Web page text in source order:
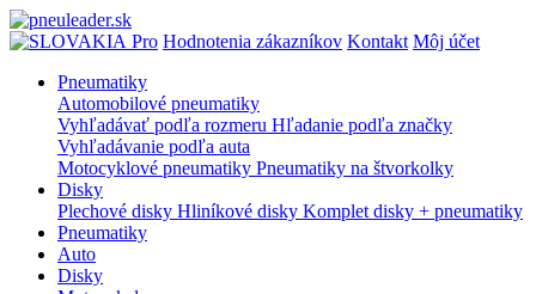
Pro Hodnotenia zákazníkov Kontakt Môj účet
Pneumatiky
Automobilové pneumatiky
Vyhľadávať podľa rozmeru Hľadanie podľa značky
Vyhľadávanie podľa auta
Motocyklové pneumatiky Pneumatiky na štvorkolky
Disky
Plechové disky Hliníkové disky Komplet disky + pneumatiky
Pneumatiky
Auto
Disky